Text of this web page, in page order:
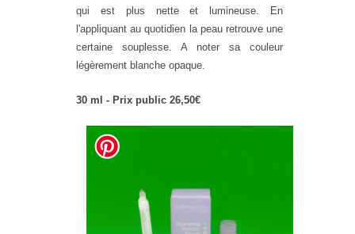
qui est plus nette et lumineuse. En
l'appliquant au quotidien la peau retrouve une
certaine souplesse. A noter sa couleur
légèrement blanche opaque.
30 ml - Prix public 26,50€